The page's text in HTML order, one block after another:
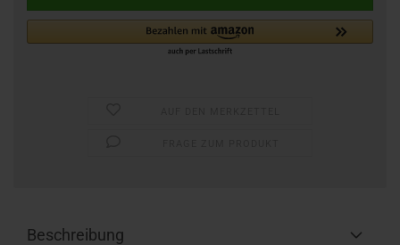
Beschreibung